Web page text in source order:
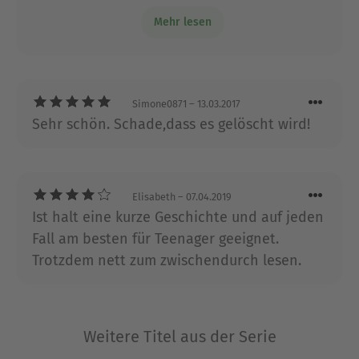
Mehr lesen
Simone0871 – 13.03.2017
Sehr schön. Schade,dass es gelöscht wird!
Elisabeth – 07.04.2019
Ist halt eine kurze Geschichte und auf jeden
Fall am besten für Teenager geeignet.
Trotzdem nett zum zwischendurch lesen.
Weitere Titel aus der Serie